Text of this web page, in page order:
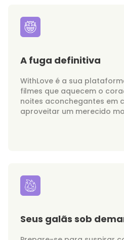
A fuga definitiva
WithLove é a sua
filmes que aquecem o
noites aconchegantes em
aproveitar um merecido
Seus galãs sob